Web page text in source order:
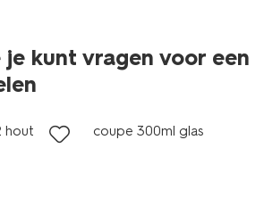
je kunt vragen voor een
hout coupe 300ml glas